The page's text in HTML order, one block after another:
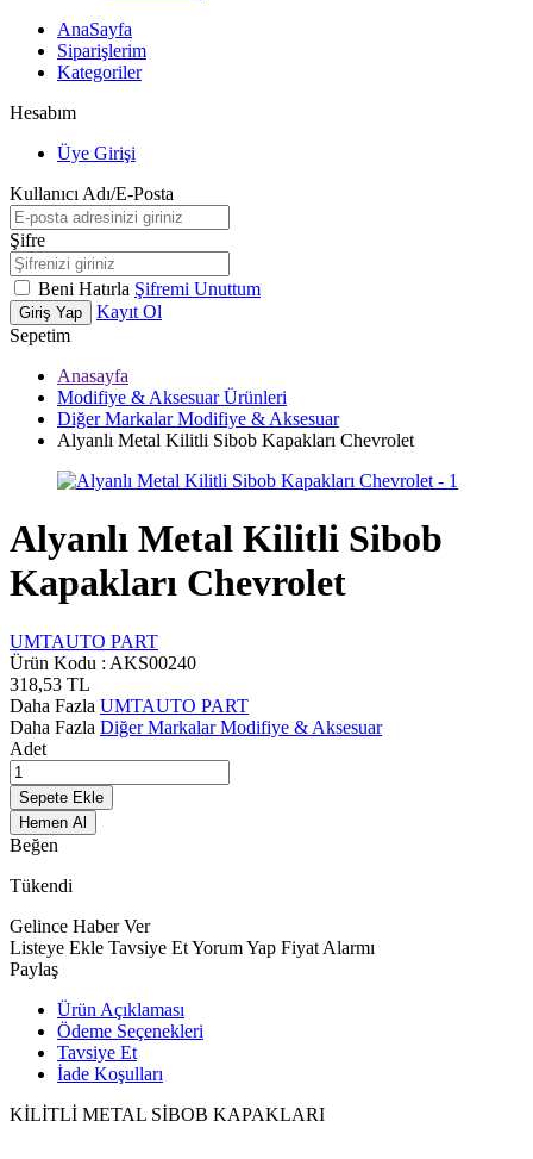
AnaSayfa
Siparişlerim
Kategoriler
Hesabım
Üye Girişi
Kullanıcı Adı/E-Posta
Şifre
Beni Hatırla Şifremi Unuttum
Giriş Yap
Kayıt Ol
Sepetim
Anasayfa
Modifiye & Aksesuar Ürünleri
Diğer Markalar Modifiye & Aksesuar
Alyanlı Metal Kilitli Sibob Kapakları Chevrolet
Alyanlı Metal Kilitli Sibob
Kapakları Chevrolet
UMTAUTO PART
Ürün Kodu : AKS00240
318,53 TL
Daha Fazla UMTAUTO PART
Daha Fazla Diğer Markalar Modifiye & Aksesuar
Adet
Sepete Ekle
Hemen Al
Beğen
Tükendi
Gelince Haber Ver
Listeye Ekle Tavsiye EtYorum Yap Fiyat Alarmı
Paylaş
Ürün Açıklaması
Ödeme Seçenekleri
Tavsiye Et
İade Koşulları
KİLİTLİ METAL SİBOB KAPAKLARI